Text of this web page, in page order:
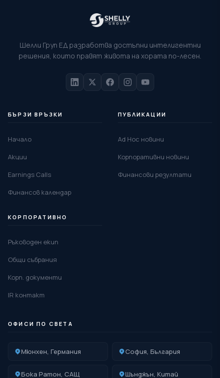
Шелли Груп ЕД разработва достъпни интелигентни
решения, които правят живота на хората по-лесен.
БЪРЗИ ВРЪЗКИ
Начало
Акции
Earnings Calls
Финансов календар
ПУБЛИКАЦИИ
Ad Hoc новини
Корпоративни новини
Финансови резултати
КОРПОРАТИВНО
Ръководен екип
Общи събрания
Корп. документи
IR контакт
ОФИСИ ПО СВЕТА
Мюнхен, Германия София, България
Бока Ратон, САЩ Шънджън, Китай